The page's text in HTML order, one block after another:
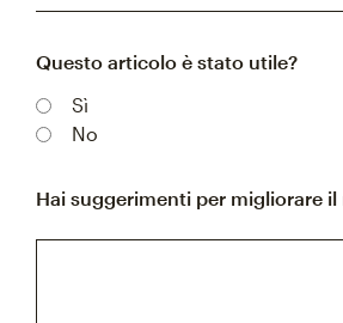
Questo articolo è stato utile?
Sì
No
Hai suggerimenti per migliorare